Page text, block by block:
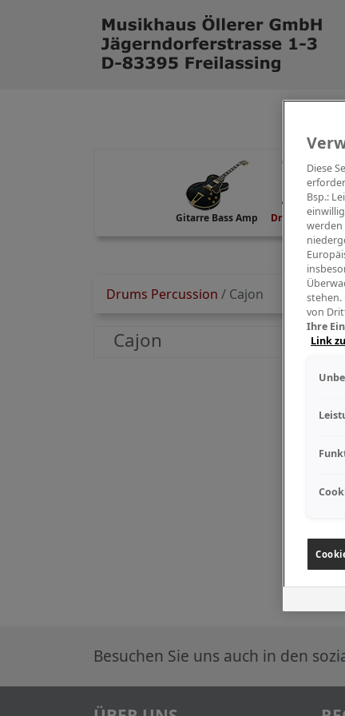
Gitarre Bass Amp Drums
Drums Percussion / Cajon
Cajon
Besuchen Sie uns auch in den
Diese
Bsp.:
werden
stehen.
von
Ihre
Link